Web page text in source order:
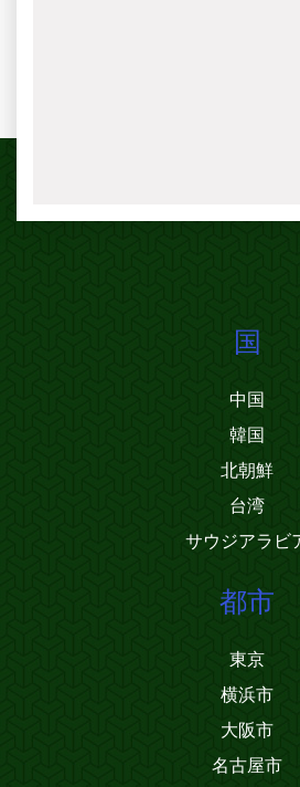
国
中国
韓国
北朝鮮
台湾
サウジアラビ
都市
東京
横浜市
大阪市
名古屋市